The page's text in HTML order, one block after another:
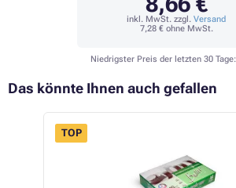
inkl. MwSt. zzgl. Versand
7,28 €ohne MwSt.
Niedrigster Preis der letzten 30 Tage:
Das könnte Ihnen auch gefallen
TOP